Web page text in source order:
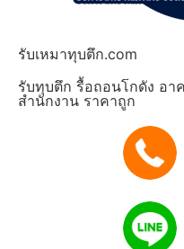
รับเหมาทุบตึก.com
รับทุบตึก รื้อถอนโกดัง อา
สำนักงาน ราคาถูก